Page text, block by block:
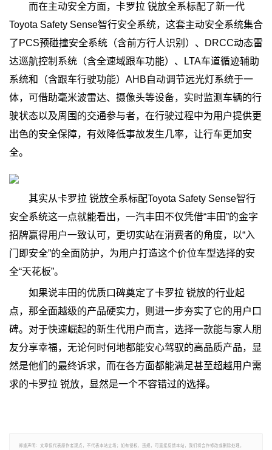
而在主动安全方面，卡罗拉 锐放全系标配了新一代
Toyota Safety Sense智行安全系统，这套主动安全系统集合
了PCS预碰撞安全系统（含前方行人识别）、DRCC动态雷
达巡航控制系统（含全速域跟车功能）、LTA车道循迹辅助
系统和（含跟车行驶功能）AHB自动调节远光灯系统于一
体，可借助毫米波雷达、摄像头等设备，实时监测车辆的行
驶状态以及周围的交通参与者，在行驶过程中为用户提供更
出色的安全保障，有效降低事故发生几率，让行车更加安
全。
其实从卡罗拉 锐放全系标配Toyota Safety Sense智行
安全系统这一点就能看出，一汽丰田不仅凭借“丰田”的金字
招牌赢得用户一致认可，更切实站在消费者的角度，以“入
门即安全”的全面防护，为用户打造这个价位车型选择的安
全“天花板”。
如果说丰田的优质口碑奠定了卡罗拉 锐放的行业起
点，那全面越级的产品硬实力，则进一步夯实了它的用户口
碑。对于快速崛起的新生代用户而言，选择一款能与家人朋
友分享幸福，无论何时何地都能安心驾驭的高品质产品，显
然是他们的最终诉求，而在各方面都能满足甚至超越用户需
求的卡罗拉 锐放，显然是一个不容错过的选择。
郑重声明：文章仅代表原作者观点，不代表本站立场；如有侵权、违规，可直接反馈本站，我们将会作修改或删除处理。